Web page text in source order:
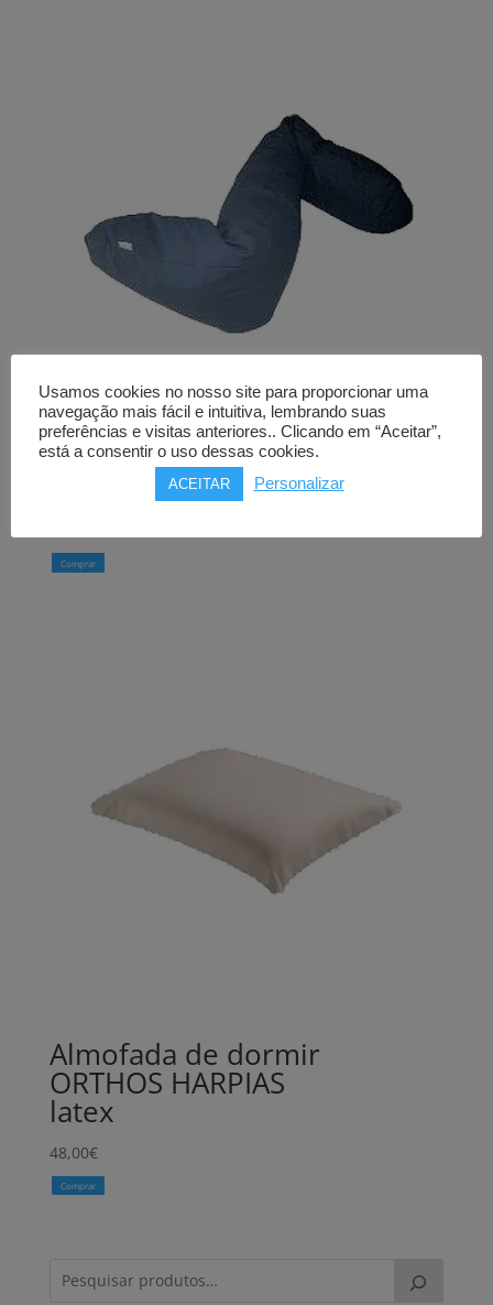
Almofada postural decúbito
ORTHOS flocos latex
Comprar
Almofada de dormir
ORTHOS HARPIAS
latex
48,00€
Comprar
Usamos cookies no nosso site para proporcionar uma
navegação mais fácil e intuitiva, lembrando suas
preferências e visitas anteriores.. Clicando em “Aceitar”,
está a consentir o uso dessas cookies.
ACEITAR Personalizar